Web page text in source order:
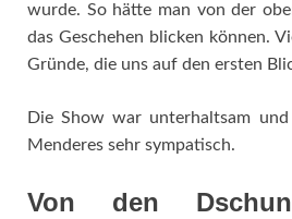
wurde. So hätte man von der
das Geschehen blicken können.
Gründe, die uns auf den ersten
Die Show war unterhaltsam
Menderes sehr sympatisch.
Von den